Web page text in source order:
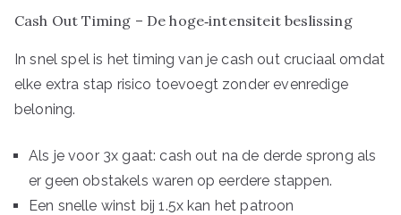
Cash Out Timing – De hoge‑intensiteit beslissing
In snel spel is het timing van je cash out cruciaal omdat
elke extra stap risico toevoegt zonder evenredige
beloning.
Als je voor 3x gaat: cash out na de derde sprong als
er geen obstakels waren op eerdere stappen.
Een snelle winst bij 1.5x kan het patroon